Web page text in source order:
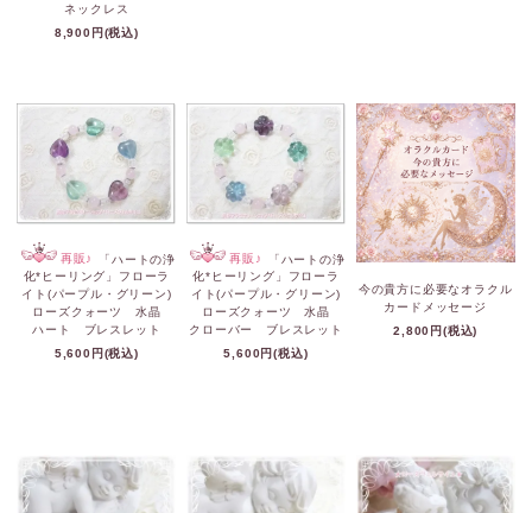
ネックレス
8,900円(税込)
再販♪
「ハートの浄
化*ヒーリング」フローラ
イト(パープル・グリーン)
ローズクォーツ 水晶
ハート ブレスレット
5,600円(税込)
再販♪
「ハートの浄
化*ヒーリング」フローラ
イト(パープル・グリーン)
ローズクォーツ 水晶
クローバー ブレスレット
5,600円(税込)
今の貴方に必要なオラクル
カードメッセージ
2,800円(税込)